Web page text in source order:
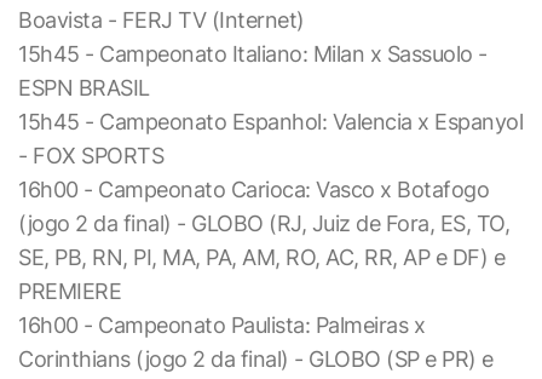
Boavista - FERJ TV (Internet)
15h45 - Campeonato Italiano: Milan x Sassuolo -
ESPN BRASIL
15h45 - Campeonato Espanhol: Valencia x Espanyol
- FOX SPORTS
16h00 - Campeonato Carioca: Vasco x Botafogo
(jogo 2 da final) - GLOBO (RJ, Juiz de Fora, ES, TO,
SE, PB, RN, PI, MA, PA, AM, RO, AC, RR, AP e DF) e
PREMIERE
16h00 - Campeonato Paulista: Palmeiras x
Corinthians (jogo 2 da final) - GLOBO (SP e PR) e